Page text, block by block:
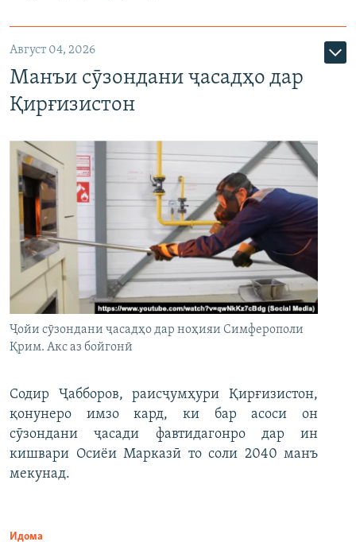
Август 04, 2026
Манъи сӯзондани ҷасадҳо дар
Қирғизистон
Ҷойи сӯзондани ҷасадҳо дар ноҳияи Симферополи
Қрим. Акс аз бойгонӣ
Содир Ҷабборов, раисҷумҳури Қирғизистон,
қонунеро имзо кард, ки бар асоси он
сӯзондани ҷасади фавтидагонро дар ин
кишвари Осиёи Марказӣ то соли 2040 манъ
мекунад.
Идома